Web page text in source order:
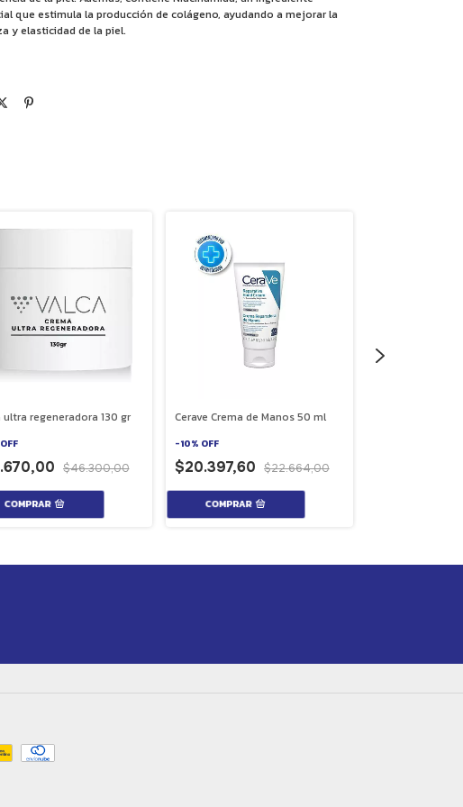
que estimula la producción de colágeno, ayudando a mejorar la
y elasticidad de la piel.
ultra regeneradora 130 gr
OFF
$46.300,00
Cerave Crema de Manos 50 ml
-10% OFF
$20.397,60 $22.664,00